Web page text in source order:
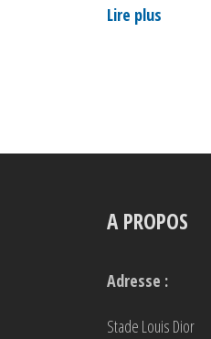
Lire plus
A PROPOS
Adresse :
Stade Louis Dior